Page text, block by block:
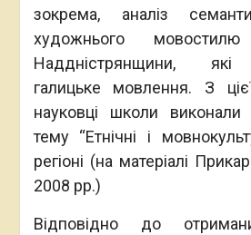
зокрема, аналіз
художнього мовостилю
Наддністрянщини, які
галицьке мовлення. З
науковці школи
тему “Етнічні і
регіоні (на матеріалі
2008 рр.)
Відповідно до